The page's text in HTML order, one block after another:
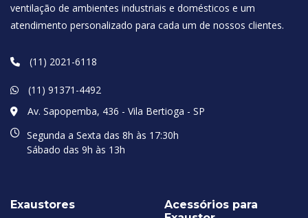
ventilação de ambientes industriais e domésticos e um
atendimento personalizado para cada um de nossos clientes.
(11) 2021-6118
(11) 91371-4492
Av. Sapopemba, 436 - Vila Bertioga - SP
Segunda a Sexta das 8h às 17:30h
Sábado das 9h às 13h
Exaustores
Acessórios para